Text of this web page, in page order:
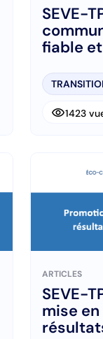
SEVE-
fiable
visibility1423
ARTICLES
SEVE-
mise